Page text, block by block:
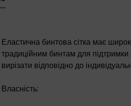
Еластична бинтова сітка має
традиційним бинтам для підтримки
вирізати відповідно до
Власність: